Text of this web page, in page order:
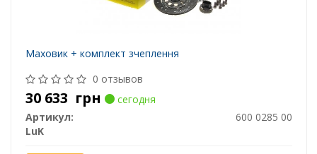
Маховик + комплект зчеплення
0 отзывов
30 633 грн
сегодня
Артикул:
600 0285 00
LuK